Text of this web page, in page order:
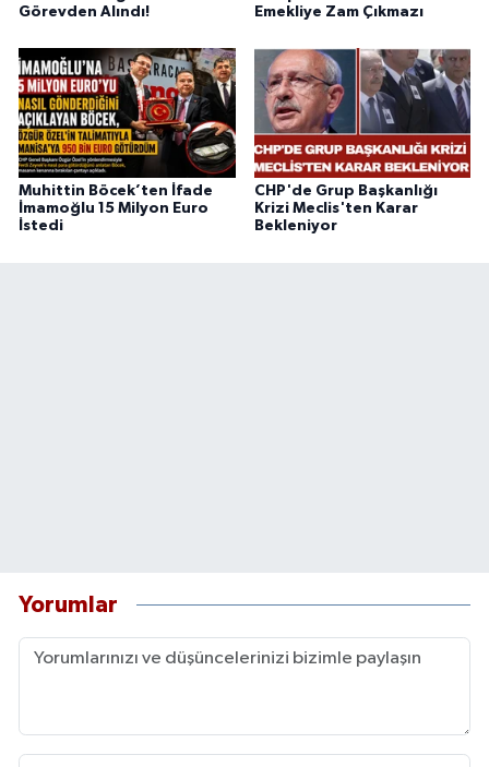
Görevden Alındı!
Emekliye Zam Çıkmazı
Muhittin Böcek’ten İfade
İmamoğlu 15 Milyon Euro
İstedi
CHP'de Grup Başkanlığı
Krizi Meclis'ten Karar
Bekleniyor
Yorumlar